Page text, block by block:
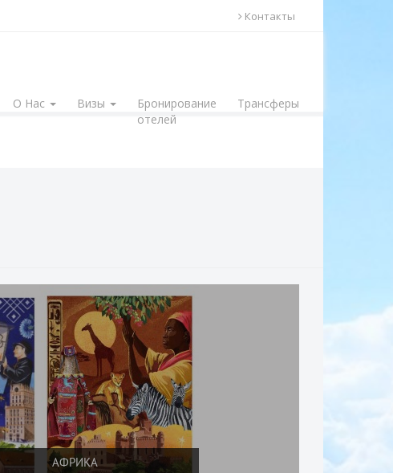
Контакты
О Нас Визы
Бронирование
отелей
Трансферы